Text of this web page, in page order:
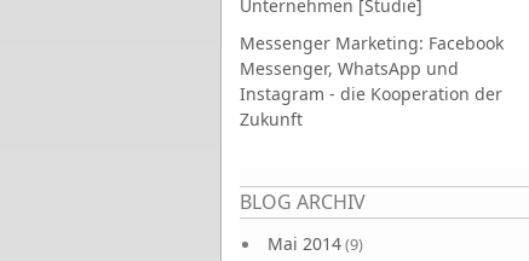
Unternehmen [Studie]
Messenger Marketing: Facebook
Messenger, WhatsApp und
Instagram - die Kooperation der
Zukunft
BLOG ARCHIV
Mai 2014(9)
Seiten